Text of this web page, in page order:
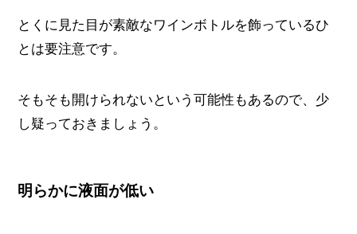
とくに見た目が素敵なワインボトルを飾っているひ
とは要注意です。
そもそも開けられないという可能性もあるので、少
し疑っておきましょう。
明らかに液面が低い